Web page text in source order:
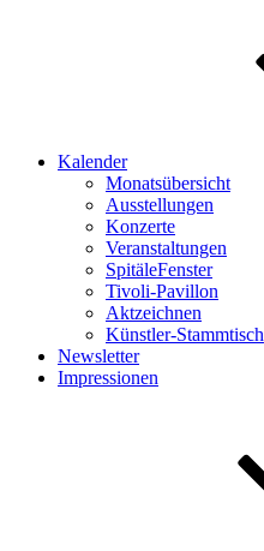
Kalender
Monatsübersicht
Ausstellungen
Konzerte
Veranstaltungen
SpitäleFenster
Tivoli-Pavillon
Aktzeichnen
Künstler-Stammtisch
Newsletter
Impressionen